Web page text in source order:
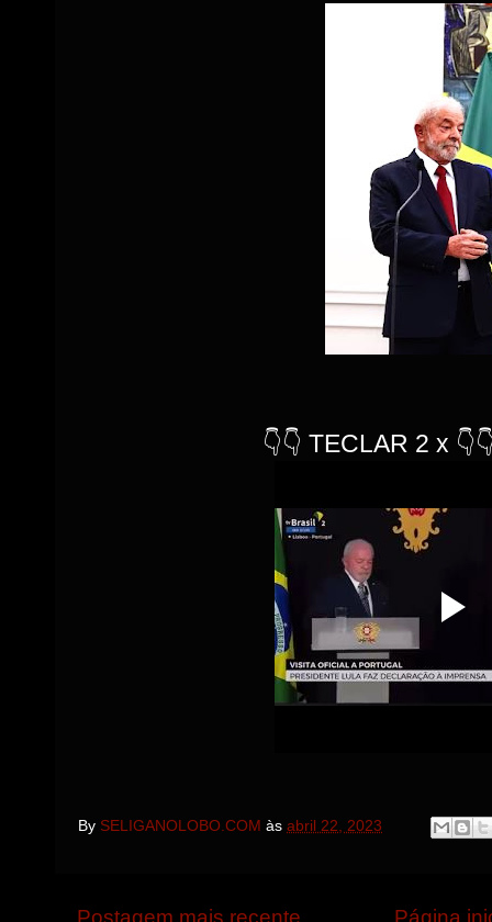
👇👇 TECLAR 2 x
By SELIGANOLOBO.COM às abril 22, 2023
Postagem mais recente Página